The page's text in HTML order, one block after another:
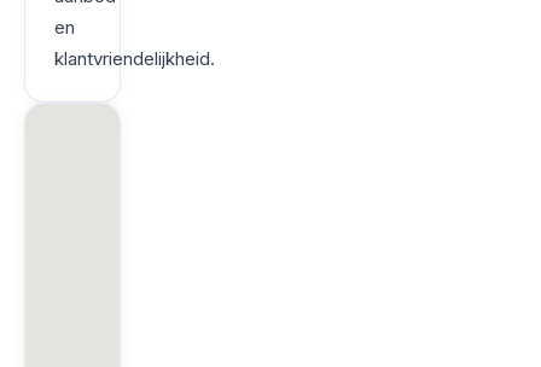
en
klantvriendelijkheid.